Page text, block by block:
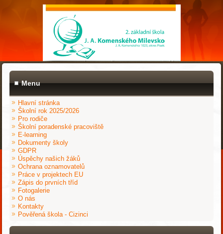
Menu
Hlavní stránka
Školní rok 2025/2026
Pro rodiče
Školní poradenské pracoviště
E-learning
Dokumenty školy
GDPR
Úspěchy našich žáků
Ochrana oznamovatelů
Práce v projektech EU
Zápis do prvních tříd
Fotogalerie
O nás
Kontakty
Pověřená škola - Cizinci